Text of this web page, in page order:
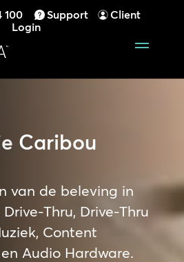
100 Support
Client
Login
Caribou
van de beleving in
Thru, Drive-Thru
Content
Audio Hardware.